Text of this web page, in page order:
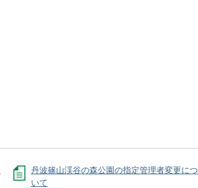
丹波篠山渓谷の森公園の指定管理者変更につ
いて